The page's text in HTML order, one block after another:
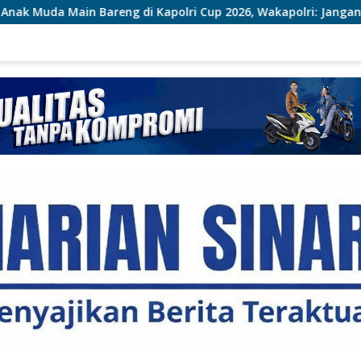
Kapolri Cup 2026, Wakapolri: Jangan Cuma Jadi Penonton,